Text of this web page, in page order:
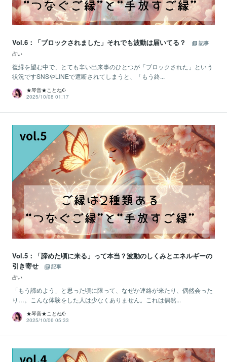
Vol.6：「ブロックされました」それでも波動は届いてる？
記事
占い
復縁を望む中で、とても辛い出来事のひとつが「ブロックされた」という
状況ですSNSやLINEで遮断されてしまうと、「もう終...
★琴音★ことね☪️
2025/10/08 01:17
Vol.5：「諦めた頃に来る」って本当？波動のしくみとエネルギーの
引き寄せ
記事
占い
「もう諦めよう」と思った頃に限って、なぜか連絡が来たり、偶然会った
り…。こんな体験をした人は少なくありません。これは偶然...
★琴音★ことね☪️
2025/10/06 05:33